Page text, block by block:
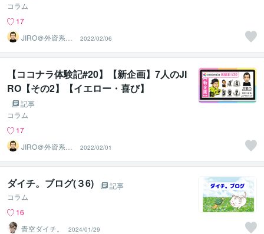
コラム
17
JIRO＠外資系コ
ンサル・英語育
児
2022/02/06
【ココナラ体験記#20】【新企画】7人のJI
RO【その2】【イエロー・喜び】
記事
コラム
17
JIRO＠外資系コ
ンサル・英語育
児
2022/02/01
ダイチ。ブログ(３6)
記事
コラム
16
青空ダイチ。
2024/01/29